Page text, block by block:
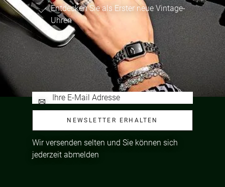
Entdecken Sie als Erster neue Vintage-
Uhren
NEWSLETTER ERHALTEN
Wir versenden selten und Sie können sich
jederzeit abmelden